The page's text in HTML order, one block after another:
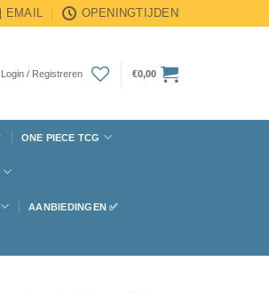
EMAIL OPENINGTIJDEN
Login / Registreren €0,00
ONE PIECE TCG
AANBIEDINGEN ✅